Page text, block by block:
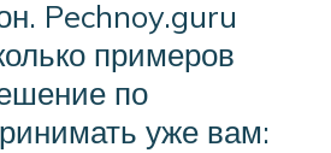
Pechnoy.guru
примеров
по
уже вам: